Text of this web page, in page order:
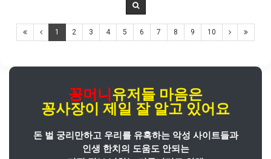
1 2 3 4 5 6 7 8 9 10
꽁머니 유저들 마음은
꽁사장이 제일 잘 알고 있어요
돈 벌 궁리만하고 우리를 유혹하는 악성 사이트들과
인생 한치의 도움도 안되는